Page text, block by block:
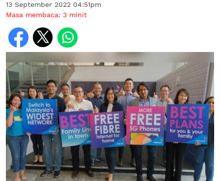
13 September 2022 04:51pm
Masa membaca: 3 minit